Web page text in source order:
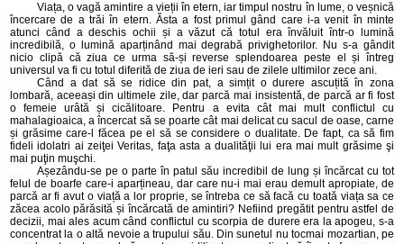
Viața, o vagă amintire a vieții în etern, iar timpul nostru în lume, o veșnică
încercare de a trăi în etern. Ăsta a fost primul gând care i-a venit în minte
atunci când a deschis ochii și a văzut că totul era învăluit într-o lumină
incredibilă, o lumină aparținând mai degrabă privighetorilor. Nu s-a gândit
nicio clipă că ziua ce urma să-și reverse splendoarea peste el și întreg
universul va fi cu totul diferită de ziua de ieri sau de zilele ultimilor zece ani.
Când a dat să se ridice din pat, a simțit o durere ascuțită în zona
lombară, aceeași din ultimele zile, dar parcă mai insistentă, de parcă ar fi fost
o femeie urâtă și cicălitoare. Pentru a evita cât mai mult conflictul cu
mahalagioaica, a încercat să se poarte cât mai delicat cu sacul de oase, carne
și grăsime care-l făcea pe el să se considere o dualitate. De fapt, ca să fim
fideli idolatri ai zeiţei Veritas, faţa asta a dualităţii lui era mai mult grăsime şi
mai puţin muşchi.
Așezându-se pe o parte în patul său incredibil de lung și încărcat cu tot
felul de boarfe care-i aparțineau, dar care nu-i mai erau demult apropiate, de
parcă ar fi avut o viață a lor proprie, se întreba ce să facă cu toată viața sa ce
zăcea acolo părăsită și încărcată de amintiri? Nefiind pregătit pentru astfel de
decizii, mai ales acum când conflictul cu scorpia de durere era la apogeu, s-a
concentrat la o altă nevoie a trupului său. Din sunetul nu tocmai mozartian, pe